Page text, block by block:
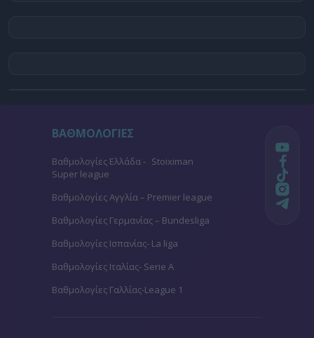
ΒΑΘΜΟΛΟΓΙΕΣ
Βαθμολογίες Ελλάδα - Stoiximan
Super league
Βαθμολογίες Aγγλία – Premier league
Βαθμολογίες Γερμανίας – Bundesliga
Βαθμολογίες Ισπανίας- La liga
Βαθμολογίες Ιταλίας- Serie A
Βαθμολογίες Γαλλίας-League 1